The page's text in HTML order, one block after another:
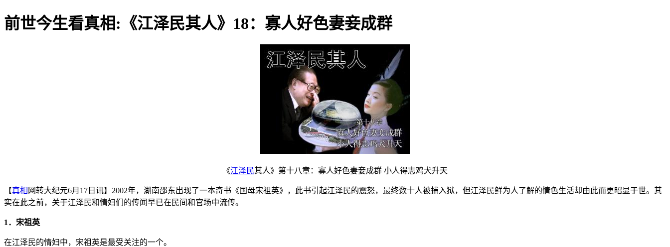
前世今生看真相:《江泽民其人》18：寡人好色妻妾成群
《江泽民其人》第十八章：寡人好色妻妾成群 小人得志鸡犬升天
【真相 网转大纪元6月17日讯】2002年，湖南邵东出现了一本奇书《国母宋祖英》，此书引起江泽民的震怒，最终数十人被捕入狱，但江泽民鲜为人了解的情色生活却由此而更昭显于世。其
实在此之前，关于江泽民和情妇们的传闻早已在民间和官场中流传。
1．宋祖英
在江泽民的情妇中，宋祖英是最受关注的一个。